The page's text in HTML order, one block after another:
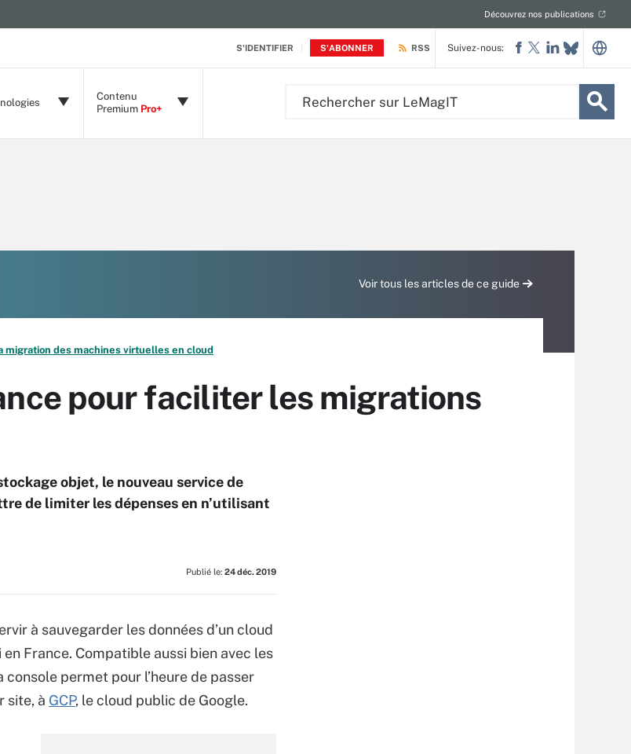
S'IDENTIFIER S'ABONNER
Découvrez nos publications
RSS
Contenu
Premium Pro+
Suivez-nous:
Voir tous les articles de ce guide
migration des machines virtuelles en cloud
pour faciliter les migrations
objet, le nouveau service de
de limiter les dépenses en n’utilisant
Publié le: 24 déc. 2019
à sauvegarder les données d’un cloud
France. Compatible aussi bien avec les
console permet pour l’heure de passer
site, à GCP, le cloud public de Google.